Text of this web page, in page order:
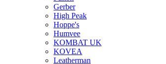
Gerber
High Peak
Hoppe's
Humvee
KOMBAT UK
KOVEA
Leatherman